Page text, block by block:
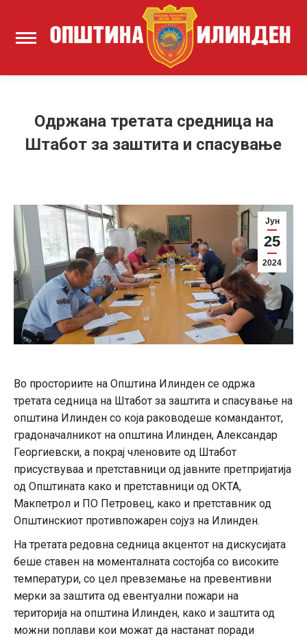
Одржана третата средница на
Штабот за заштита и спасување
Јун
25
2024
Во просториите на Општина Илинден се одржа
третата седница на Штабот за заштита и спасување на
општина Илинден со која раководеше командантот,
градоначалникот на општина Илинден, Александар
Георгиевски, а покрај членовите од Штабот
присуствуваа и претставници од јавните претпријатија
од Општината како и претставници од ОКТА,
Макпетрол и ПО Петровец, како и претставник од
Општинскиот противпожарен сојуз на Илинден.
На третата редовна седница акцентот на дискусијата
беше ставен на моменталната состојба со високите
температури, со цел превземање на превентивни
мерки за заштита од евентуални пожари на
територија на општина Илинден, како и заштита од
можни поплави кои можат да настанат поради